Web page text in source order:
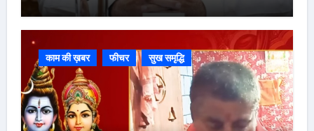
काम की ख़बर फीचर सुख समृद्धि